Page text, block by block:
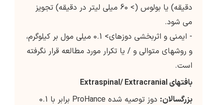
دقیقه) یا بولوس (> 60 میلی لیتر در دقیقه) تجویز
می شود.
- ایمنی و اثربخشی دوزهای> 0.1 میلی مول بر کیلوگرم،
و روشهای متوالی و / یا تکرار مورد مطالعه قرار نگرفته
است.
بافتهای
بزرگسالان: دوز توصیه شده ProHance برابر با 0.1